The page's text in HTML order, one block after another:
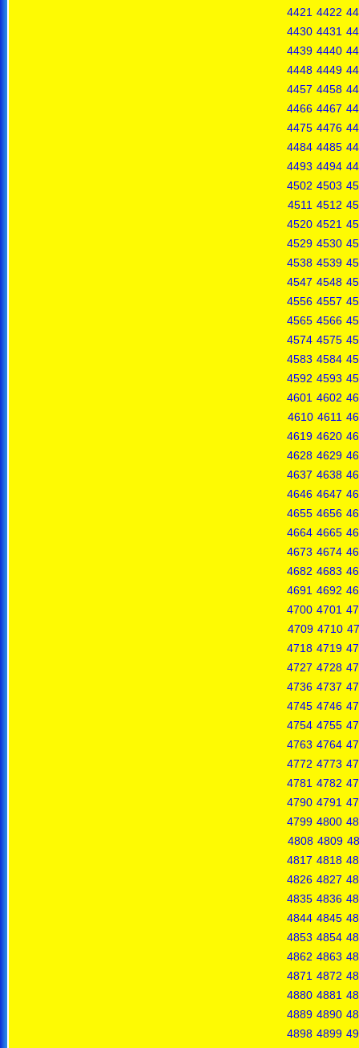
4421 4422
4430 4431
4439 4440
4448 4449
4457 4458
4466 4467
4475 4476
4484 4485
4493 4494
4502 4503
4511 4512
4520 4521
4529 4530
4538 4539
4547 4548
4556 4557
4565 4566
4574 4575
4583 4584
4592 4593
4601 4602
4610 4611
4619 4620
4628 4629
4637 4638
4646 4647
4655 4656
4664 4665
4673 4674
4682 4683
4691 4692
4700 4701
4709 4710
4718 4719
4727 4728
4736 4737
4745 4746
4754 4755
4763 4764
4772 4773
4781 4782
4790 4791
4799 4800
4808 4809
4817 4818
4826 4827
4835 4836
4844 4845
4853 4854
4862 4863
4871 4872
4880 4881
4889 4890
4898 4899